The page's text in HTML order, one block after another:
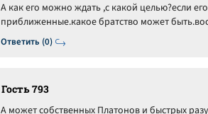
Ответить (0)
А как его можно ждать ,с какой целью?если
приближенные.какое братство может
Гость 793
А может собственных Платонов и быстрых